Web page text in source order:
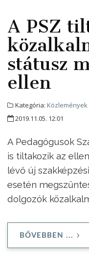
A PSZ
státusz
ellen
Kategória: Közlemények
2019.11.05. 12:01
A Pedagógusok
is tiltakozik az
lévő új
esetén
dolgozók
BŐVEBBEN ...